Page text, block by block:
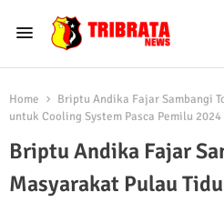
Home
Briptu Andika Fajar Sambangi
untuk Cooling System Pasca Pemilu 2024
Briptu Andika Fajar
Masyarakat Pulau